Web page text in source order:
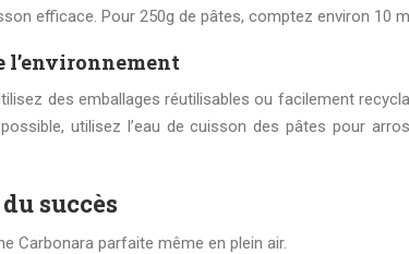
efficace. Pour 250g de pâtes, comptez environ 10
l’environnement
des emballages réutilisables ou facilement
utilisez l’eau de cuisson des pâtes pour
succès
Carbonara parfaite même en plein air.